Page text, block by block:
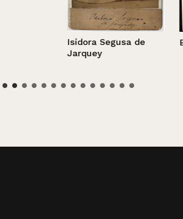
Isidora Segusa de
Esteban